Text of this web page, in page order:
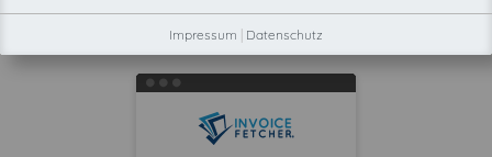
Impressum | Datenschutz